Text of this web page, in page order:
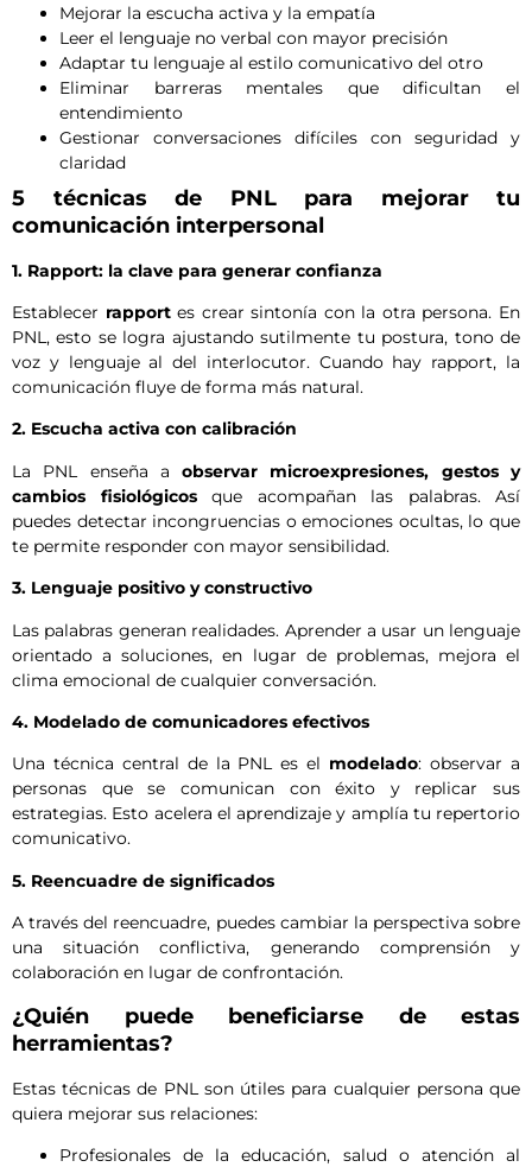
Mejorar la escucha activa y la empatía
Leer el lenguaje no verbal con mayor precisión
Adaptar tu lenguaje al estilo comunicativo del otro
Eliminar barreras mentales que dificultan el
entendimiento
Gestionar conversaciones difíciles con seguridad y
claridad
5 técnicas de PNL para mejorar tu
comunicación interpersonal
1. Rapport: la clave para generar confianza
Establecer rapportes crear sintonía con la otra persona. En
PNL, esto se logra ajustando sutilmente tu postura, tono de
voz y lenguaje al del interlocutor. Cuando hay rapport, la
comunicación fluye de forma más natural.
2. Escucha activa con calibración
La PNL enseña aobservar microexpresiones, gestos y
cambios fisiológicosque acompañan las palabras. Así
puedes detectar incongruencias o emociones ocultas, lo que
te permite responder con mayor sensibilidad.
3. Lenguaje positivo y constructivo
Las palabras generan realidades. Aprender a usar un lenguaje
orientado a soluciones, en lugar de problemas, mejora el
clima emocional de cualquier conversación.
4. Modelado de comunicadores efectivos
Una técnica central de la PNL es el modelado: observar a
personas que se comunican con éxito y replicar sus
estrategias. Esto acelera el aprendizaje y amplía tu repertorio
comunicativo.
5. Reencuadre de significados
A través del reencuadre, puedes cambiar la perspectiva sobre
una situación conflictiva, generando comprensión y
colaboración en lugar de confrontación.
¿Quién puede beneficiarse de estas
herramientas?
Estas técnicas de PNL son útiles para cualquier persona que
quiera mejorar sus relaciones:
Profesionales de la educación, salud o atención al